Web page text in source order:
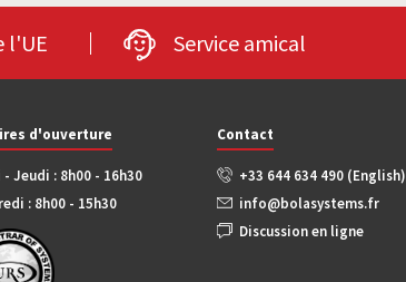
l'UE Service amical
d'ouverture
- Jeudi : 8h00 - 16h30
: 8h00 - 15h30
Contact
+33 644 634 490 (English)
info@bolasystems.fr
Discussion en ligne